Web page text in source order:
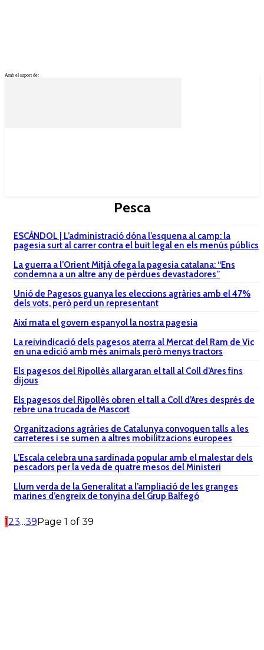
Amb el suport de:
Pesca
ESCÀNDOL | L’administració dóna l’esquena al camp: la
pagesia surt al carrer contra el buit legal en els menús públics
La guerra a l’Orient Mitjà ofega la pagesia catalana: “Ens
condemna a un altre any de pèrdues devastadores”
Unió de Pagesos guanya les eleccions agràries amb el 47%
dels vots, però perd un representant
Així mata el govern espanyol la nostra pagesia
La reivindicació dels pagesos aterra al Mercat del Ram de Vic
en una edició amb més animals però menys tractors
Els pagesos del Ripollès allargaran el tall al Coll d’Ares fins
dijous
Els pagesos del Ripollès obren el tall a Coll d’Ares després de
rebre una trucada de Mascort
Organitzacions agràries de Catalunya convoquen talls a les
carreteres i se sumen a altres mobilitzacions europees
L’Escala celebra una sardinada popular amb el malestar dels
pescadors per la veda de quatre mesos del Ministeri
Llum verda de la Generalitat a l’ampliació de les granges
marines d’engreix de tonyina del Grup Balfegó
123...39Page 1 of 39